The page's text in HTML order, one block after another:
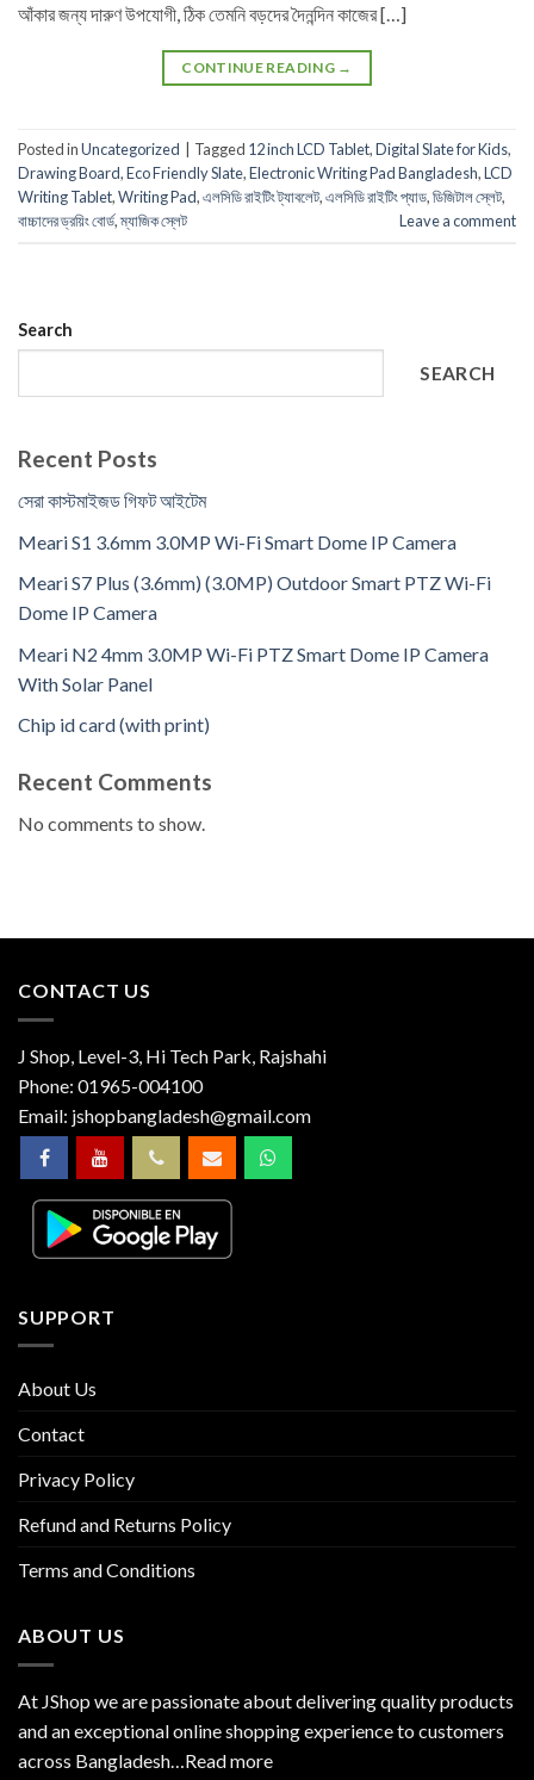
আঁকার জন্য দারুণ উপযোগী, ঠিক তেমনি বড়দের দৈনন্দিন কাজের […]
CONTINUE READING →
Posted inUncategorized Tagged 12 inch LCD Tablet,Digital Slate for Kids,
Drawing Board,Eco Friendly Slate,Electronic Writing Pad Bangladesh,LCD
Writing Tablet,Writing Pad,এলসিডি রাইটিং ট্যাবলেট,এলসিডি রাইটিং প্যাড,ডিজিটাল স্লেট,
বাচ্চাদের ড্রয়িং বোর্ড,ম্যাজিক স্লেট Leave a comment
Search
SEARCH
Recent Posts
সেরা কাস্টমাইজড গিফট আইটেম
Meari S1 3.6mm 3.0MP Wi-Fi Smart Dome IP Camera
Meari S7 Plus (3.6mm) (3.0MP) Outdoor Smart PTZ Wi-Fi
Dome IP Camera
Meari N2 4mm 3.0MP Wi-Fi PTZ Smart Dome IP Camera
With Solar Panel
Chip id card (with print)
Recent Comments
No comments to show.
CONTACT US
J Shop, Level-3, Hi Tech Park, Rajshahi
Phone: 01965-004100
Email: jshopbangladesh@gmail.com
SUPPORT
About Us
Contact
Privacy Policy
Refund and Returns Policy
Terms and Conditions
ABOUT US
At JShop we are passionate about delivering quality products
and an exceptional online shopping experience to customers
across Bangladesh…Read more